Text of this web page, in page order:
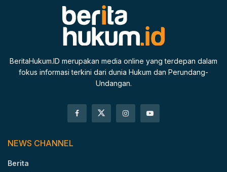
BeritaHukum.ID merupakan media online yang terdepan dalam
fokus informasi terkini dari dunia Hukum dan Perundang-
Undangan.
NEWS CHANNEL
Berita